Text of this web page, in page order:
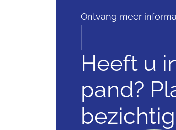
Ontvang meer
Heeft u
pand?